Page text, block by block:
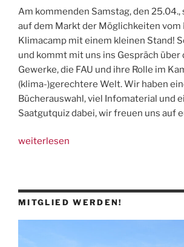
Am kommenden Samstag, den 25.04.,
auf dem Markt der Möglichkeiten vom
Klimacamp mit einem kleinen Stand!
und kommt mit uns ins Gespräch über
Gewerke, die FAU und ihre Rolle im
(klima-)gerechtere Welt. Wir haben
Bücherauswahl, viel Infomaterial und
Saatgutquiz dabei, wir freuen uns auf
„25.4.:
in
weiterlesen
MITGLIED WERDEN!